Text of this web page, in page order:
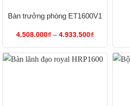
Bàn trưởng phòng ET1600V1
4.508.000₫ – 4.933.500₫Khoảng
từ
4.508.000₫
đến